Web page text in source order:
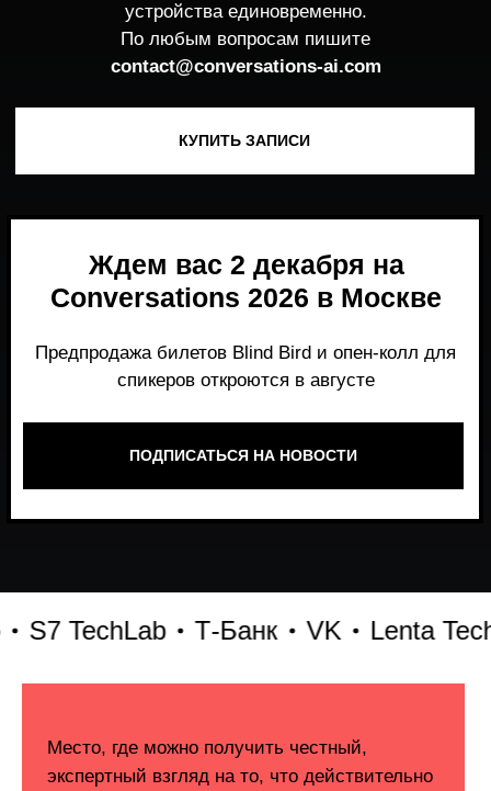
Ждем вас 2 декабря на
Conversations 2026 в Москве
ПОДПИСАТЬСЯ НА НОВОСТИ
TechLab Т-Банк VK Lenta Tech
Место, где можно получить честный,
работает и формирует рынок генеративного